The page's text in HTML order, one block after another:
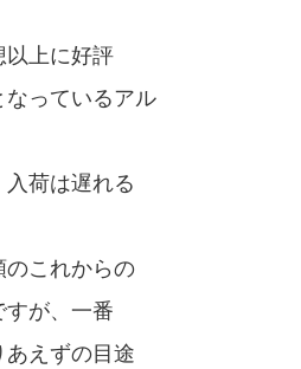
以上に好評
なっているアル
荷は遅れる
のこれからの
すが、一番
えずの目途